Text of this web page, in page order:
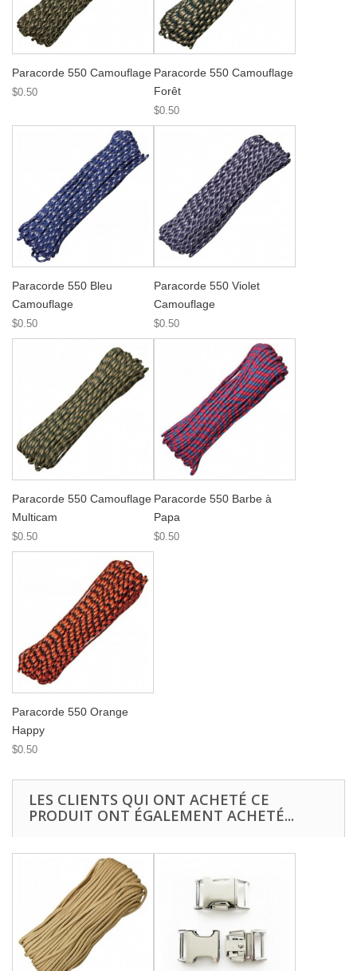
Paracorde 550 Camouflage
$0.50
Paracorde 550 Camouflage
Forêt
$0.50
Paracorde 550 Bleu
Camouflage
$0.50
Paracorde 550 Violet
Camouflage
$0.50
Paracorde 550 Camouflage
Multicam
$0.50
Paracorde 550 Barbe à
Papa
$0.50
Paracorde 550 Orange
Happy
$0.50
LES CLIENTS QUI ONT ACHETÉ CE
PRODUIT ONT ÉGALEMENT ACHETÉ...